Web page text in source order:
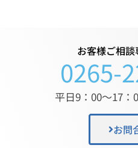
お客様ご相
0265-
平日9：00〜17：
お問